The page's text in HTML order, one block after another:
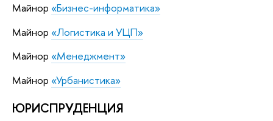
Майнор «Бизнес-информатика»
Майнор «Логистика и УЦП»
Майнор «Менеджмент»
Майнор «Урбанистика»
ЮРИСПРУДЕНЦИЯ